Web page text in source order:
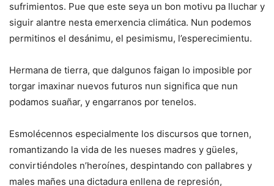
sufrimientos. Pue que este seya un bon motivu pa lluchar y
siguir alantre nesta emerxencia climática. Nun podemos
permitinos el desánimu, el pesimismu, l’esperecimientu.
Hermana de tierra, que dalgunos faigan lo imposible por
torgar imaxinar nuevos futuros nun significa que nun
podamos suañar, y engarranos por tenelos.
Esmolécennos especialmente los discursos que tornen,
romantizando la vida de les nueses madres y güeles,
convirtiéndoles n’heroínes, despintando con pallabres y
males mañes una dictadura enllena de represión,